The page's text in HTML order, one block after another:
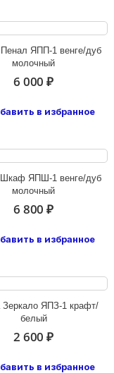
ЯПП-1 венге/дуб
молочный
6 000 ₽
в избранное
ЯПШ-1 венге/дуб
молочный
6 800 ₽
в избранное
Зеркало ЯПЗ-1 крафт/
белый
2 600 ₽
в избранное